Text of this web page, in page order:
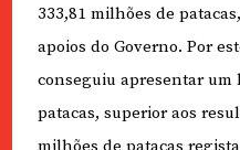
333,81 milhões de
apoios do Governo. Por
conseguiu apresentar um
patacas, superior aos